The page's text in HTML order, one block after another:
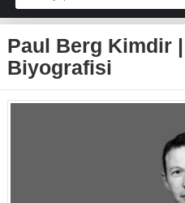
Paul Berg Kimdir
Biyografisi
ataşehir
escort
bodrum
escort
izmit
escort
escort